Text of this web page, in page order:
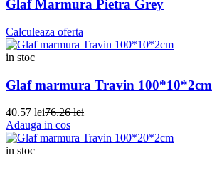
Glaf Marmura Pietra Grey
Calculeaza oferta
in stoc
Glaf marmura Travin 100*10*2cm
40.57 lei76.26 lei
Adauga in cos
in stoc